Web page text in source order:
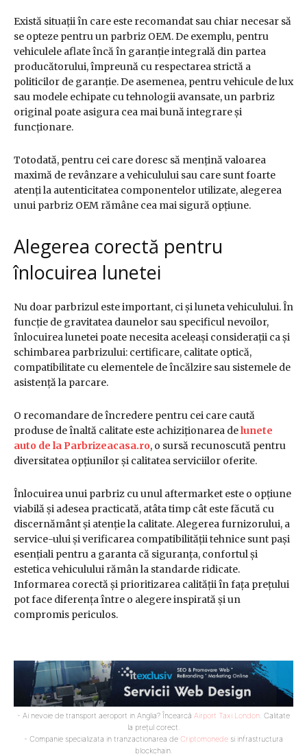
Există situații în care este recomandat sau chiar necesar să
se opteze pentru un parbriz OEM. De exemplu, pentru
vehiculele aflate încă în garanție integrală din partea
producătorului, împreună cu respectarea strictă a
politicilor de garanție. De asemenea, pentru vehicule de lux
sau modele echipate cu tehnologii avansate, un parbriz
original poate asigura cea mai bună integrare și
funcționare.
Totodată, pentru cei care doresc să mențină valoarea
maximă de revânzare a vehiculului sau care sunt foarte
atenți la autenticitatea componentelor utilizate, alegerea
unui parbriz OEM rămâne cea mai sigură opțiune.
Alegerea corectă pentru
înlocuirea lunetei
Nu doar parbrizul este important, ci și luneta vehiculului. În
funcție de gravitatea daunelor sau specificul nevoilor,
înlocuirea lunetei poate necesita aceleași considerații ca și
schimbarea parbrizului: certificare, calitate optică,
compatibilitate cu elementele de încălzire sau sistemele de
asistență la parcare.
O recomandare de încredere pentru cei care caută
produse de înaltă calitate este achiziționarea delunete
auto de la Parbrizeacasa.ro, o sursă recunoscută pentru
diversitatea opțiunilor și calitatea serviciilor oferite.
Înlocuirea unui parbriz cu unul aftermarket este o opțiune
viabilă și adesea practicată, atâta timp cât este făcută cu
discernământ și atenție la calitate. Alegerea furnizorului, a
service-ului și verificarea compatibilității tehnice sunt pași
esențiali pentru a garanta că siguranța, confortul și
estetica vehiculului rămân la standarde ridicate.
Informarea corectă și prioritizarea calității în fața prețului
pot face diferența între o alegere inspirată și un
compromis periculos.
- Ai nevoie de transport aeroport in Anglia? Încearcă Airport Taxi London. Calitate
la prețul corect.
- Companie specializata in tranzactionarea de Criptomonede si infrastructura
blockchain.